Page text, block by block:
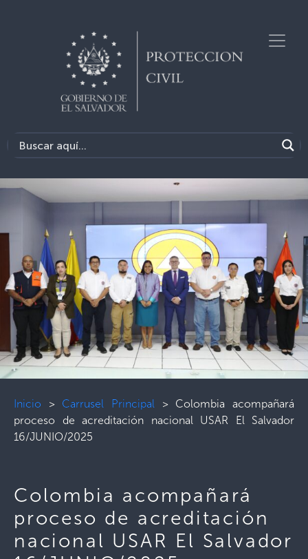
Inicio > Carrusel Principal > Colombia acompañará
proceso de acreditación nacional USAR El Salvador
16/JUNIO/2025
Colombia acompañará
proceso de acreditación
nacional USAR El Salvador